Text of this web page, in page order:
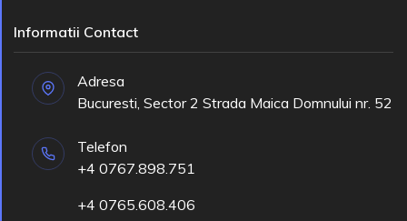
Informatii Contact
Adresa
Bucuresti, Sector 2 Strada Maica Domnului nr. 52
Telefon
+4 0767.898.751
+4 0765.608.406